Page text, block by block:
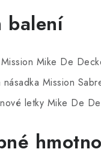
balení
Mike De
Mission
letky Mike De